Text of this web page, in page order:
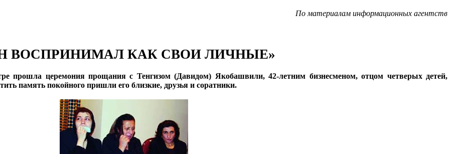
По материалам информационных агентств
КАК СВОИ ЛИЧНЫЕ»
прошла церемония прощания с Тенгизом (Давидом) Якобашвили, 42-летним бизнесменом, отцом четверых детей,
память покойного пришли его близкие, друзья и соратники.